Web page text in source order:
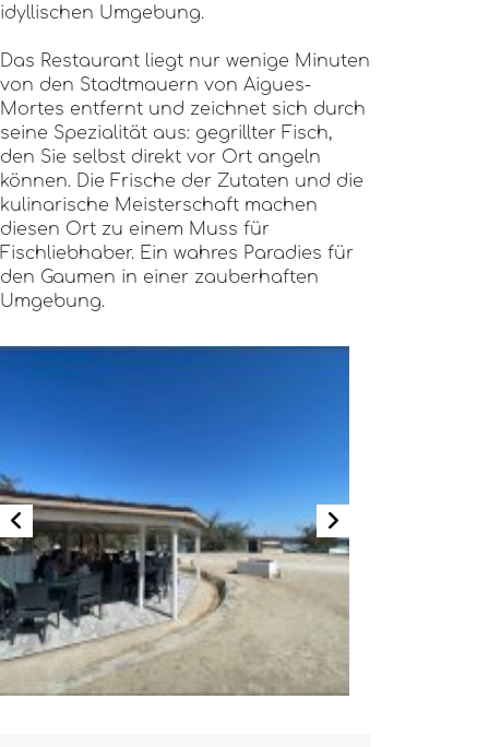
idyllischen Umgebung.
Das Restaurant liegt nur wenige Minuten
von den Stadtmauern von Aigues-
Mortes entfernt und zeichnet sich durch
seine Spezialität aus: gegrillter Fisch,
den Sie selbst direkt vor Ort angeln
können. Die Frische der Zutaten und die
kulinarische Meisterschaft machen
diesen Ort zu einem Muss für
Fischliebhaber. Ein wahres Paradies für
den Gaumen in einer zauberhaften
Umgebung.